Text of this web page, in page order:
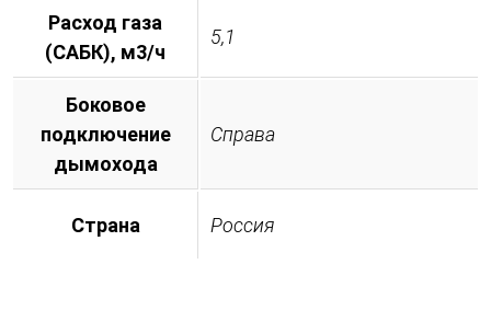
Расход газа
(САБК), м3/ч
5,1
Боковое
подключение
дымохода
Справа
Страна Россия